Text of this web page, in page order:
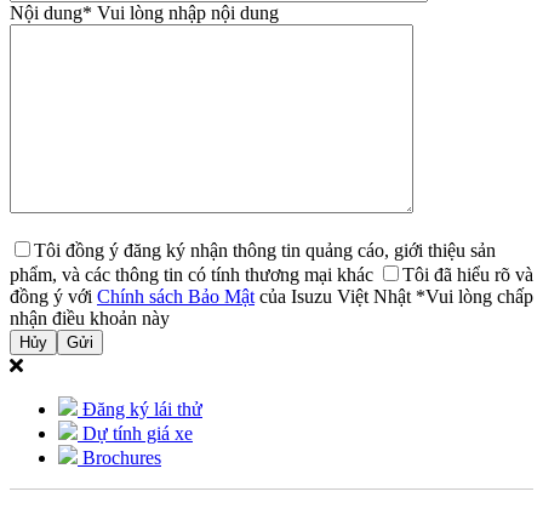
Nội dung* Vui lòng nhập nội dung
Tôi đồng ý đăng ký nhận thông tin quảng cáo, giới thiệu sản
phẩm, và các thông tin có tính thương mại khác
Tôi đã hiểu rõ và
đồng ý với Chính sách Bảo Mật của Isuzu Việt Nhật *Vui lòng chấp
nhận điều khoản này
Hủy
Đăng ký lái thử
Dự tính giá xe
Brochures